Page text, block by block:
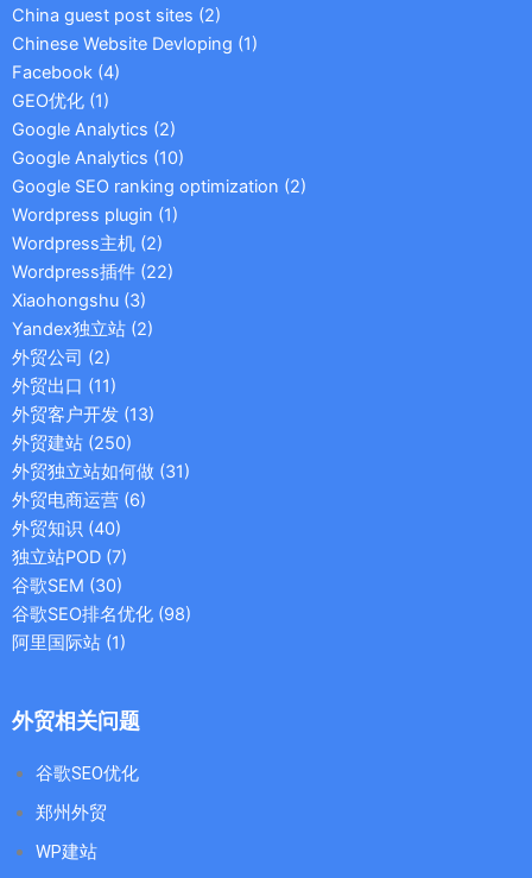
China guest post sites (2)
Chinese Website Devloping (1)
Facebook (4)
GEO优化 (1)
Google Analytics (2)
Google Analytics (10)
Google SEO ranking optimization (2)
Wordpress plugin (1)
Wordpress主机 (2)
Wordpress插件 (22)
Xiaohongshu (3)
Yandex独立站 (2)
外贸公司 (2)
外贸出口 (11)
外贸客户开发 (13)
外贸建站 (250)
外贸独立站如何做 (31)
外贸电商运营 (6)
外贸知识 (40)
独立站POD (7)
谷歌SEM (30)
谷歌SEO排名优化 (98)
阿里国际站 (1)
外贸相关问题
谷歌SEO优化
郑州外贸
WP建站